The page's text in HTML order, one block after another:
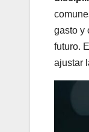
gasto y
futuro.
ajustar